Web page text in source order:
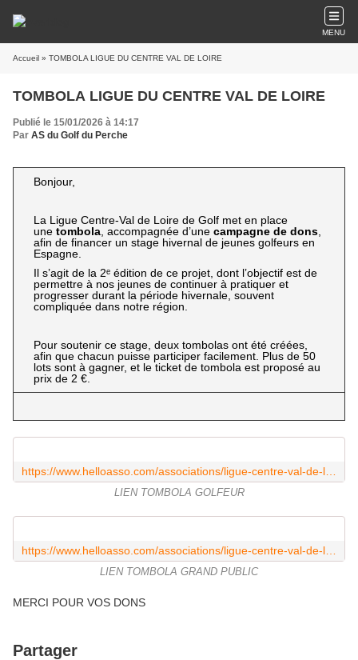
MENU
Accueil » TOMBOLA LIGUE DU CENTRE VAL DE LOIRE
TOMBOLA LIGUE DU CENTRE VAL DE LOIRE
Publié le 15/01/2026 à 14:17
Par AS du Golf du Perche
Bonjour,
La Ligue Centre-Val de Loire de Golf met en place
une tombola , accompagnée d’une campagne de dons
afin de financer un stage hivernal de jeunes golfeurs en
Espagne.
Il s’agit de la 2ᵉ édition de ce projet, dont l’objectif est de
permettre à nos jeunes de continuer à pratiquer et
progresser durant la période hivernale, souvent
compliquée dans notre région.
Pour soutenir ce stage, deux tombolas ont été créées,
afin que chacun puisse participer facilement. Plus de 50
lots sont à gagner, et le ticket de tombola est proposé au
prix de 2 €.
LIEN TOMBOLA GOLFEUR
LIEN TOMBOLA GRAND PUBLIC
MERCI POUR VOS DONS
Partager